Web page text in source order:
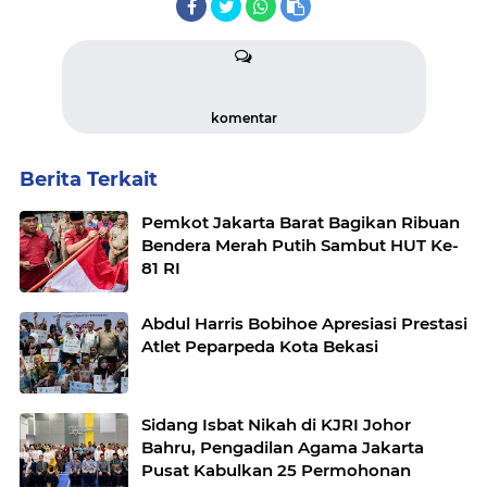
komentar
Berita Terkait
Pemkot Jakarta Barat Bagikan Ribuan
Bendera Merah Putih Sambut HUT Ke-
81 RI
Abdul Harris Bobihoe Apresiasi Prestasi
Atlet Peparpeda Kota Bekasi
Sidang Isbat Nikah di KJRI Johor
Bahru, Pengadilan Agama Jakarta
Pusat Kabulkan 25 Permohonan